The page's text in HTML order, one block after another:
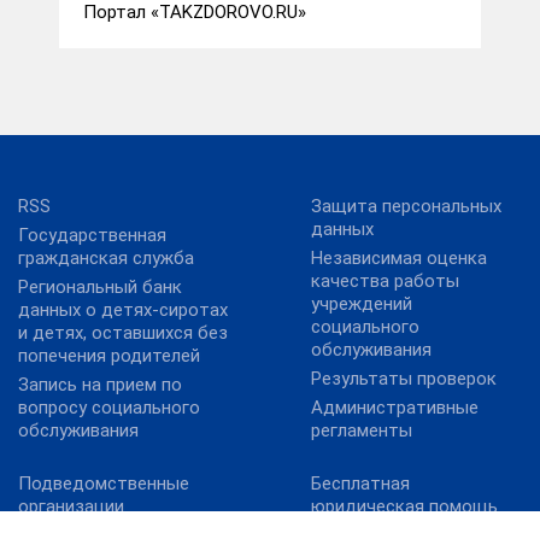
Портал «TAKZDOROVO.RU»
RSS
Государственная
гражданская служба
Региональный банк
данных о детях-сиротах
и детях, оставшихся без
попечения родителей
Запись на прием по
вопросу социального
обслуживания
Защита персональных
данных
Независимая оценка
качества работы
учреждений
социального
обслуживания
Результаты проверок
Административные
регламенты
Подведомственные
организации
Бесплатная
юридическая помощь